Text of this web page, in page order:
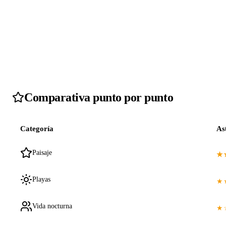
Comparativa punto por punto
Categoría
Paisaje
Playas
Vida nocturna